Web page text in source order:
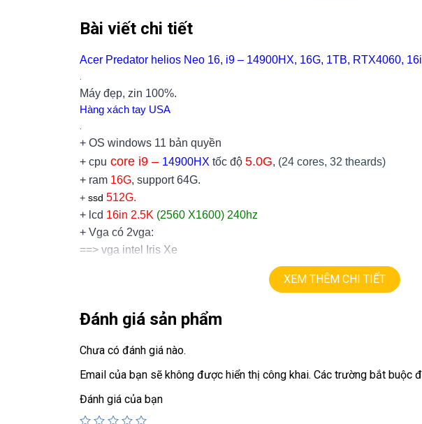
Bài viết chi tiết
Acer Predator helios Neo 16, i9 – 14900HX, 16G, 1TB, RTX4060,
.
Máy đẹp, zin 100%.
Hàng xách tay USA
.
+ OS windows 11 bản quyền
+ cpu core i9 – 14900HX tốc độ 5.0G, (24 cores, 32 theards)
+ ram 16G, support 64G.
+ ssd 512G.
+ lcd 16in 2.5K (2560 X1600) 240hz
+ Vga có 2vga:
==> vga intel Iris Xe
+ USB type C, usb 3.0, webcam, hdmi…
+full phím số, đèn bàn phím.
Giá : 27.9tr
📞 Hotline / Zalo:
XEM THÊM CHI TIẾT
Đánh giá sản phẩm
Chưa có đánh giá nào.
Email của bạn sẽ không được hiển thị công khai. Các trường bắt buộc
Đánh giá của bạn